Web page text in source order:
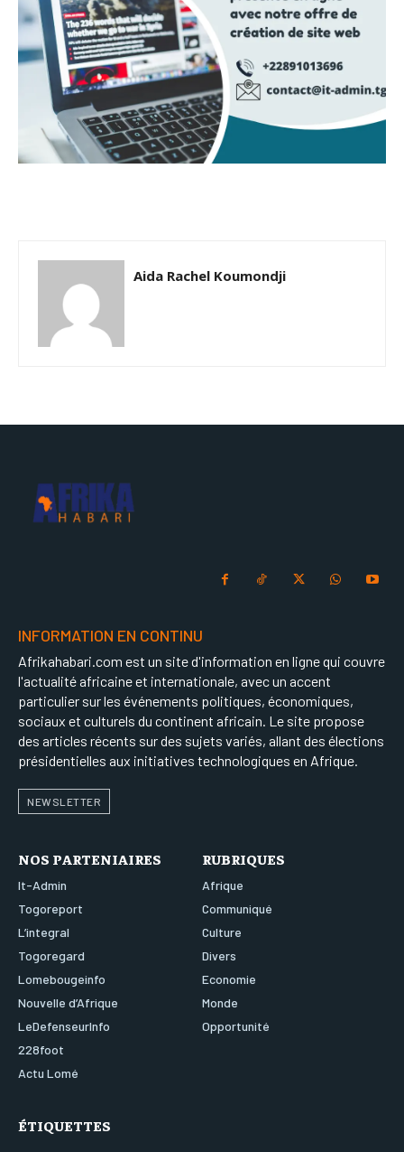
Aida Rachel Koumondji
INFORMATION EN CONTINU
Afrikahabari.com est un site d'information en ligne qui couvre
l'actualité africaine et internationale, avec un accent
particulier sur les événements politiques, économiques,
sociaux et culturels du continent africain. Le site propose
des articles récents sur des sujets variés, allant des élections
présidentielles aux initiatives technologiques en Afrique.
NEWSLETTER
NOS PARTENIAIRES
It-Admin
Togoreport
L’integral
Togoregard
Lomebougeinfo
Nouvelle d’Afrique
LeDefenseurInfo
228foot
Actu Lomé
RUBRIQUES
Afrique
Communiqué
Culture
Divers
Economie
Monde
Opportunité
ÉTIQUETTES